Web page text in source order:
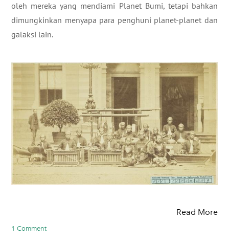
oleh mereka yang mendiami Planet Bumi, tetapi bahkan
dimungkinkan menyapa para penghuni planet-planet dan
galaksi lain.
Read More
1 Comment